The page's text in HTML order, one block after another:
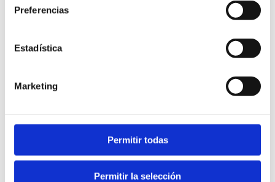
Preferencias
Estadística
Marketing
Permitir todas
Permitir la selección